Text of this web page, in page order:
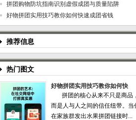
拼团购物防坑指南识别虚假成团与质量陷阱
好物拼团实用技巧教你如何快速成团省钱
推荐信息
热门图文
好物拼团实用技巧教你如何快
拼团的核心从来不只是商品，
而是人与人之间的信任纽带。当
在家族群发出水果拼团链接时...